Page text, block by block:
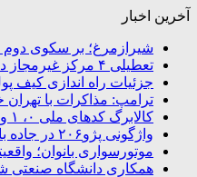
آخرین اخبار
شیرازمرغ؛ بر سکوی
تعطیلی ۴ مرکز غیرمجاز دندانپزشکی در شیراز از ابتدای مردادماه تاکنون
جزئیات راه اندازی کیف
ترامپ: مذاکرات با
کالابرگ کدهای ملی ۰، ۱ و ۲ شارژ شد
واژگونی پژو۲۰۶ در جاده بابامیدان- نورآباد با ۳ مصدوم
موتورسواری بانوان؛
همکاری دانشگاه صنعتی